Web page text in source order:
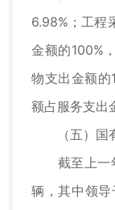
6.98%；工程
金额的100%
物支出金额的
额占服务支出
（五）国有
截至上一年
辆，其中领